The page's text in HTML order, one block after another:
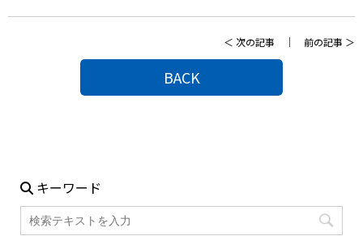
＜ 次の記事 ｜ 前の記事 ＞
BACK
キーワード